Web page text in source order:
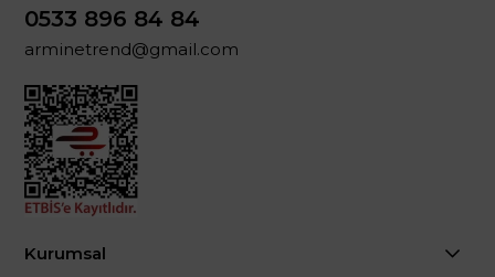
0533 896 84 84
arminetrend@gmail.com
Kurumsal